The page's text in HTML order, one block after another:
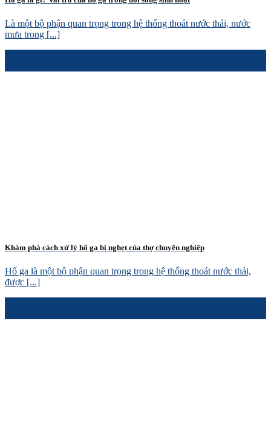
Là một bộ phận quan trọng trong hệ thống thoát nước thải, nước
mưa trong [...]
Khám phá cách xử lý hố ga bị nghẹt của thợ chuyên nghiệp
Hố ga là một bộ phận quan trọng trong hệ thống thoát nước thải,
được [...]